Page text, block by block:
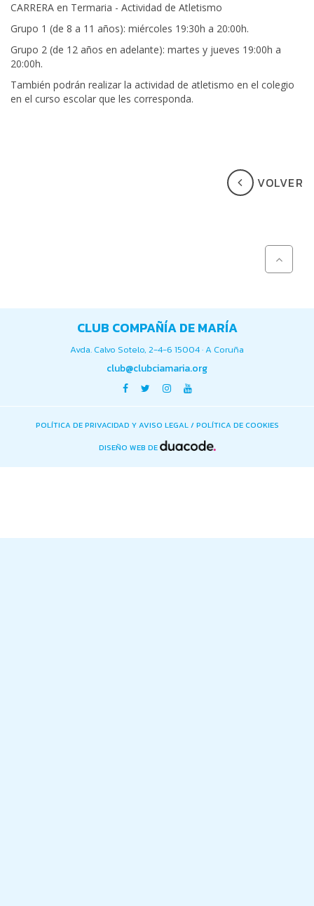
CARRERA en Termaria - Actividad de Atletismo
Grupo 1 (de 8 a 11 años): miércoles 19:30h a 20:00h.
Grupo 2 (de 12 años en adelante): martes y jueves 19:00h a
20:00h.
También podrán realizar la actividad de atletismo en el colegio
en el curso escolar que les corresponda.
VOLVER
CLUB COMPAÑÍA DE MARÍA
Avda. Calvo Sotelo, 2-4-6 15004 · A Coruña
club@clubciamaria.org
POLÍTICA DE PRIVACIDAD Y AVISO LEGAL/ POLÍTICA DE COOKIES
DISEÑO WEB DE